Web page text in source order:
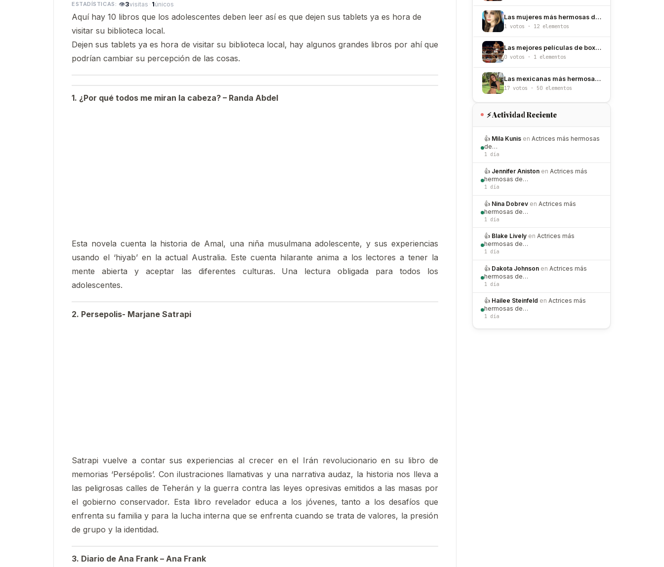
👁3visitas · 1únicos
Aquí hay 10 libros que los adolescentes deben leer así es que dejen sus tablets ya es hora de
visitar su biblioteca local.
Dejen sus tablets ya es hora de visitar su biblioteca local, hay algunos grandes libros por ahí que
podrían cambiar su percepción de las cosas.
1. ¿Por qué todos me miran la cabeza? – Randa Abdel
Esta novela cuenta la historia de Amal, una niña musulmana adolescente, y sus experiencias
usando el ‘hiyab’ en la actual Australia. Este cuenta hilarante anima a los lectores a tener la
mente abierta y aceptar las diferentes culturas. Una lectura obligada para todos los
adolescentes.
2. Persepolis- Marjane Satrapi
Satrapi vuelve a contar sus experiencias al crecer en el Irán revolucionario en su libro de
memorias ‘Persépolis’. Con ilustraciones llamativas y una narrativa audaz, la historia nos lleva a
las peligrosas calles de Teherán y la guerra contra las leyes opresivas emitidos a las masas por
el gobierno conservador. Esta libro revelador educa a los jóvenes, tanto a los desafíos que
enfrenta su familia y para la lucha interna que se enfrenta cuando se trata de valores, la presión
de grupo y la identidad.
3. Diario de Ana Frank – Ana Frank
Las mujeres más hermosas de Puerto Rico
1 votos · 12 elementos
Las mejores películas de boxeo
0 votos · 1 elementos
Las mexicanas más hermosas en Instagram
17 votos · 50 elementos
⚡ Actividad Reciente
👍 Mila Kunis en Actrices más hermosas
de…
1 día
👍 Jennifer Aniston en Actrices más
hermosas de…
1 día
👍 Nina Dobrev en Actrices más
hermosas de…
1 día
👍 Blake Lively en Actrices más
hermosas de…
1 día
👍 Dakota Johnson en Actrices más
hermosas de…
1 día
👍 Hailee Steinfeld en Actrices más
hermosas de…
1 día